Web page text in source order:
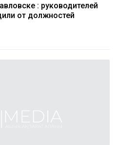
: руководителей
от должностей